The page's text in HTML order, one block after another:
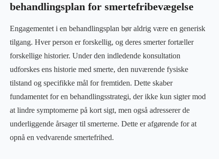
behandlingsplan for smertefribevægelse
Engagementet i en behandlingsplan bør aldrig være en generisk
tilgang. Hver person er forskellig, og deres smerter fortæller
forskellige historier. Under den indledende konsultation
udforskes ens historie med smerte, den nuværende fysiske
tilstand og specifikke mål for fremtiden. Dette skaber
fundamentet for en behandlingsstrategi, der ikke kun sigter mod
at lindre symptomerne på kort sigt, men også adresserer de
underliggende årsager til smerterne. Dette er afgørende for at
opnå en vedvarende smertefrihed.